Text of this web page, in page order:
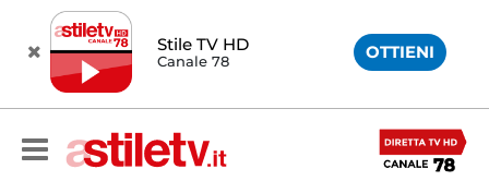
Stile TV HD
Canale 78 OTTIENI